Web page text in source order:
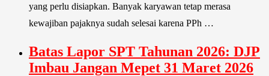
yang perlu disiapkan. Banyak karyawan tetap merasa
kewajiban pajaknya sudah selesai karena PPh …
Batas Lapor SPT Tahunan 2026: DJP
Imbau Jangan Mepet 31 Maret 2026